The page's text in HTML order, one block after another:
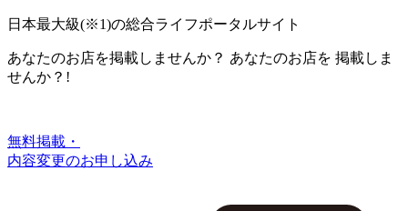
日本最大級(※1)の総合ライフポータルサイト
あなたのお店を掲載しませんか？ あなたのお店を 掲載しま
せんか？!
無料掲載・
内容変更のお申し込み